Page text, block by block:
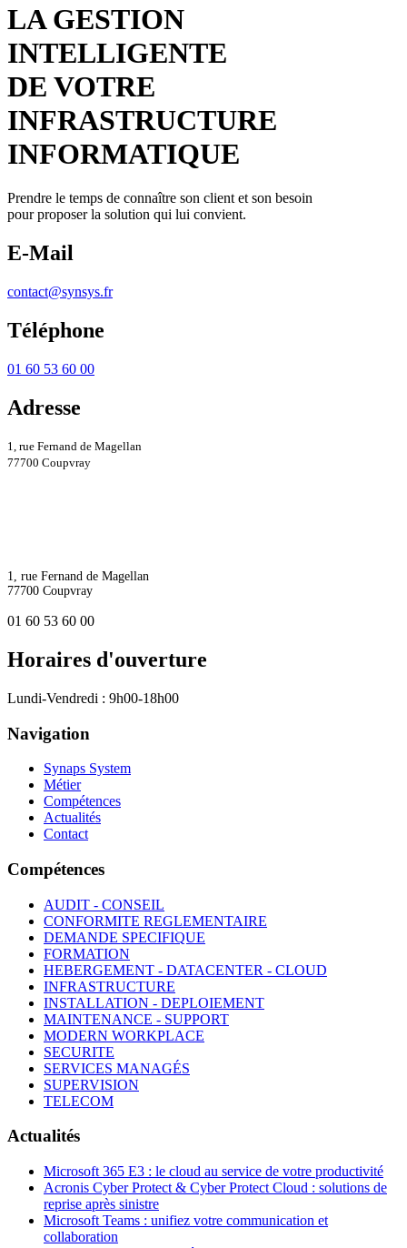
LA GESTION
INTELLIGENTE
DE VOTRE
INFRASTRUCTURE
INFORMATIQUE
Prendre le temps de connaître son client et son besoin
pour proposer la solution qui lui convient.
E-Mail
contact@synsys.fr
Téléphone
01 60 53 60 00
Adresse
1, rue Fernand de Magellan
77700 Coupvray
1, rue Fernand de Magellan
77700 Coupvray
01 60 53 60 00
Horaires d'ouverture
Lundi-Vendredi : 9h00-18h00
Navigation
Synaps System
Métier
Compétences
Actualités
Contact
Compétences
AUDIT - CONSEIL
CONFORMITE REGLEMENTAIRE
DEMANDE SPECIFIQUE
FORMATION
HEBERGEMENT - DATACENTER - CLOUD
INFRASTRUCTURE
INSTALLATION - DEPLOIEMENT
MAINTENANCE - SUPPORT
MODERN WORKPLACE
SECURITE
SERVICES MANAGÉS
SUPERVISION
TELECOM
Actualités
Microsoft 365 E3 : le cloud au service de votre productivité
Acronis Cyber Protect & Cyber Protect Cloud : solutions de
reprise après sinistre
Microsoft Teams : unifiez votre communication et
collaboration